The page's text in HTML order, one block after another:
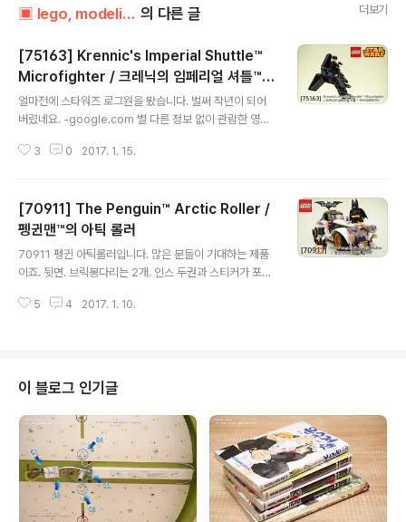
▣ lego, modeling../┗ 잡식레고방 의 다른 글 더보기
[75163] Krennic's Imperial Shuttle™
Microfighter / 크레닉의 임페리얼 셔틀™
마이크로파이터
얼마전에 스타워즈 로그원을 봤습니다. 벌써 작년이 되어
버렸네요. -google.com 별 다른 정보 없이 관람한 영화
얼 셔틀. 긴 날개를 밑으로 내린채 날아가는 뒷 모습은 참
없던 녀석이었죠. 근데 영화에서는 참 매력적이더라구요.
그 아쉬움을 달래주려 했는지.. 75163 마이크로 파이터
제품이 출시되었더군요. 크레닉은 없는 크레닉의 임페리얼
셔틀입니다. 뒷면에서 중요한건 하단의 리스트입니다. 그
4종이 되었네요. 사실 나올 기체가 한정되어 있는데 6종은
3 0 2017. 1. 15.
[70911] The Penguin™ Arctic Roller /
펭귄맨™의 아틱 롤러
70911 펭귄 아틱롤러입니다. 많은 분들이 기대하는 제품
이죠. 뒷면. 브릭봉다리는 2개. 인스 두권과 스티커가 포함
눈이 생겼네요. 차량을 만들기 시작합니다. 권총으로 디테
니다. 흔히 열기구에 사용되던 브릭을.. 이런식으로 고정해
서.. 차량의 주요 라인을 표현합니다. 아이디어 정말 좋아
요. 더 펭귄. 펭귄이 맞는데 국내 제품명은 펭귄맨이네요.
드디어 제대로된 우산을 들게 된 펭귄. 스티커들이 사용됩
니다. 이제 제법 형태가 나오죠? 번호판도 스티커입니다.
트렁크를 덮어주구요. 앞..
5 4 2017. 1. 10.
이 블로그 인기글